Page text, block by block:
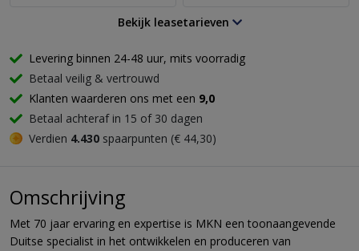
Bekijk leasetarieven
Levering binnen 24-48 uur, mits voorradig
Betaal veilig & vertrouwd
Klanten waarderen ons met een 9,0
Betaal achteraf in 15 of 30 dagen
Verdien 4.430 spaarpunten (€ 44,30)
Omschrijving
Met 70 jaar ervaring en expertise is MKN een toonaangevende
Duitse specialist in het ontwikkelen en produceren van